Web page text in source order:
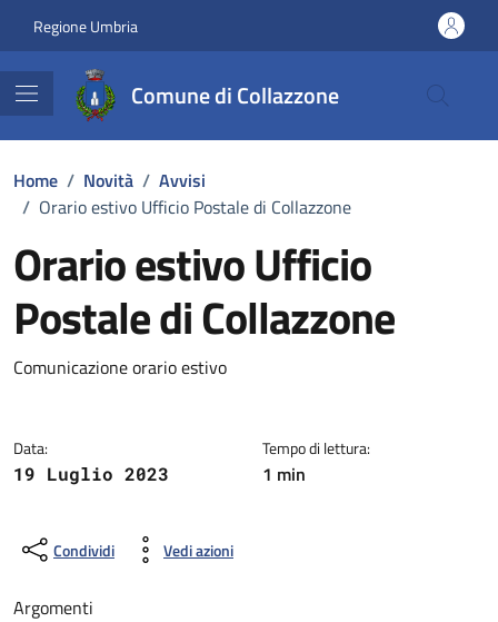
Regione Umbria
Comune di Collazzone
Home / Novità / Avvisi
/ Orario estivo Ufficio Postale di Collazzone
Orario estivo Ufficio
Postale di Collazzone
Dettagli della notizia
Comunicazione orario estivo
Data:
19 Luglio 2023
Tempo di lettura:
1 min
Condividi Vedi azioni
Argomenti